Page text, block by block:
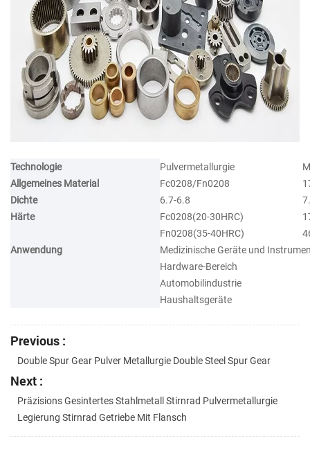
Technologie Pulvermetallurgie
Allgemeines Material
Fc0208/Fn0208
Dichte
6.7-6.8
Härte
Fc0208(20-30HRC)
Fn0208(35-40HRC)
Anwendung
Medizinische Geräte und
Hardware-Bereich
Automobilindustrie
Haushaltsgeräte
Previous :
Double Spur Gear Pulver Metallurgie Double Steel Spur Gear
Next :
Präzisions Gesintertes Stahlmetall Stirnrad Pulvermetallurgie
Legierung Stirnrad Getriebe Mit Flansch